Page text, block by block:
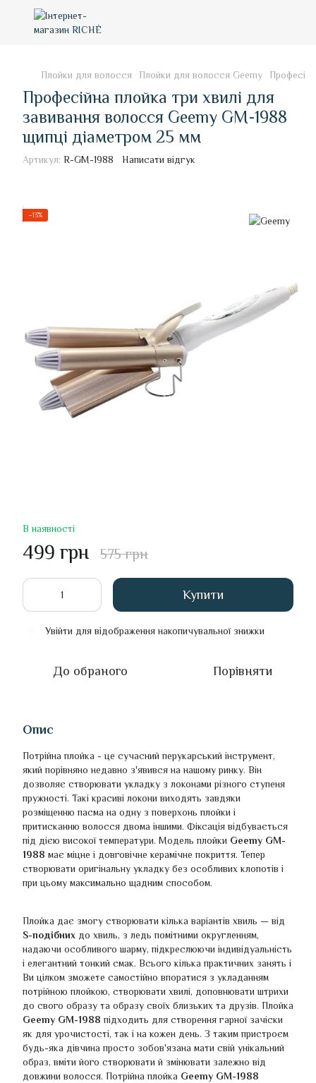
Плойки для волосся Плойки для волосся Geemy
Професійна плойка три хвилі для
завивання волосся Geemy GM-1988
щипці діаметром 25 мм
Артикул: R-GM-1988 Написати відгук
−13%
В наявності
499 грн 575 грн
Купити
Увійти для відображення накопичувальної знижки
До обраного Порівняти
Опис
Потрійна плойка - це сучасний перукарський інструмент,
який порівняно недавно з'явився на нашому ринку. Він
дозволяє створювати укладку з локонами різного ступеня
пружності. Такі красиві локони виходять завдяки
розміщенню пасма на одну з поверхонь плойки і
притисканню волосся двома іншими. Фіксація відбувається
під дією високої температури. Модель плойки Geemy GM-
1988 має міцне і довговічне керамічне покриття. Тепер
створювати оригінальну укладку без особливих клопотів і
при цьому максимально щадним способом.
Плойка дає змогу створювати кілька варіантів хвиль — від
S-подібних до хвиль, з ледь помітними округленням,
надаючи особливого шарму, підкреслюючи індивідуальність
і елегантний тонкий смак. Всього кілька практичних занять і
Ви цілком зможете самостійно впоратися з укладанням
потрійною плойкою, створювати хвилі, доповнювати штрихи
до свого образу та образу своїх близьких та друзів. Плойка
Geemy GM-1988 підходить для створення гарної зачіски
як для урочистості, так і на кожен день. З таким пристроєм
будь-яка дівчина просто зобов'язана мати свій унікальний
образ, вміти його створювати й змінювати залежно від
довжини волосся. Потрійна плойка Geemy GM-1988